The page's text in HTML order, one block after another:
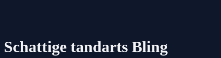
Schattige tandarts Bling